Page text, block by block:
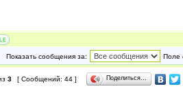
Показать сообщения за: Поле
3 [ Сообщений: 44 ] Поделиться…